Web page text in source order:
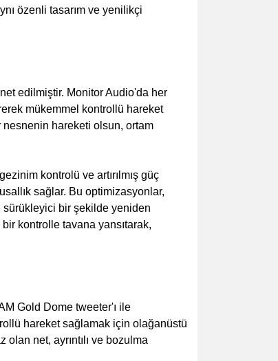
özenli tasarım ve yenilikçi
edilmiştir. Monitor Audio'da her
mükemmel kontrollü hareket
nesnenin hareketi olsun, ortam
kontrolü ve artırılmış güç
sağlar. Bu optimizasyonlar,
sürükleyici bir şekilde yeniden
kontrolle tavana yansıtarak,
Gold Dome tweeter'ı ile
hareket sağlamak için olağanüstü
net, ayrıntılı ve bozulma